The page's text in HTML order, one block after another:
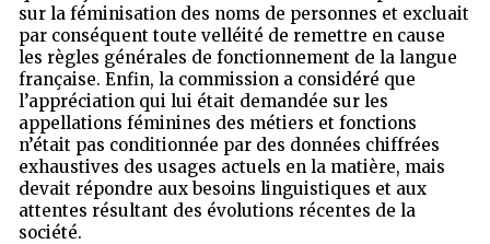
sur la féminisation des noms de personnes et excluait
par conséquent toute velléité de remettre en cause
les règles générales de fonctionnement de la langue
française. Enfin, la commission a considéré que
l’appréciation qui lui était demandée sur les
appellations féminines des métiers et fonctions
n’était pas conditionnée par des données chiffrées
exhaustives des usages actuels en la matière, mais
devait répondre aux besoins linguistiques et aux
attentes résultant des évolutions récentes de la
société.